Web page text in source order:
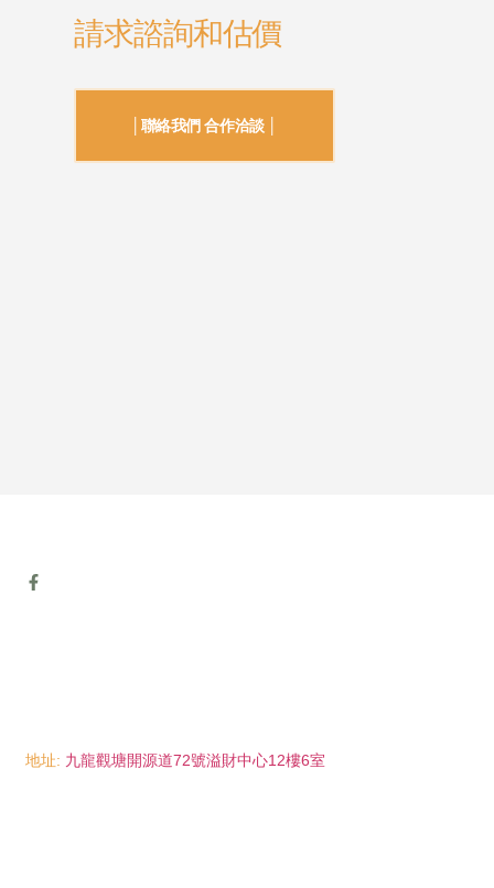
請求諮詢和估價
│聯絡我們 合作洽談 │
地址: 九龍觀塘開源道72號溢財中心12樓6室